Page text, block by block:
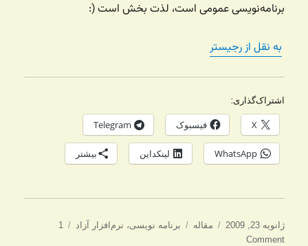
برنامه‌نویسی عمومی است، لذت بخش است (:
به نقل از رجیستر
اشتراک‌گذاری:
X فیسبوک Telegram
WhatsApp لینکداین بیشتر
ارسال
شده
ژانویه 23, 2009 دسته‌ها
مقاله برچسب‌ها
برنامه نویسی، نرم‌افزار آزاد
1
Comment